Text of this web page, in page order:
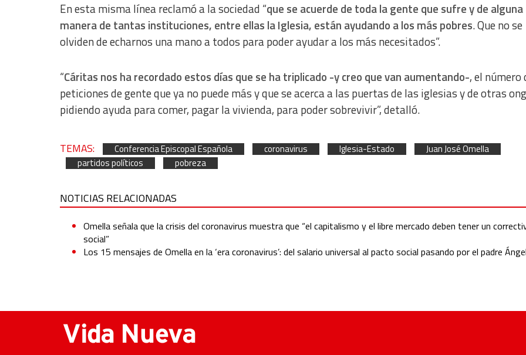
En esta misma línea reclamó a la sociedad “que se acuerde de toda la gente que sufre y de alguna
manera de tantas instituciones, entre ellas la Iglesia, están ayudando a los más pobres. Que no se
olviden de echarnos una mano a todos para poder ayudar a los más necesitados”.
“Cáritas nos ha recordado estos días que se ha triplicado -y creo que van aumentando-, el número
peticiones de gente que ya no puede más y que se acerca a las puertas de las iglesias y de otras ong
pidiendo ayuda para comer, pagar la vivienda, para poder sobrevivir”, detalló.
TEMAS: Conferencia Episcopal Española coronavirus Iglesia-Estado
Juan José Omella
partidos políticos
pobreza
NOTICIAS RELACIONADAS
Omella señala que la crisis del coronavirus muestra que “el capitalismo y el libre mercado deben tener un
social”
Los 15 mensajes de Omella en la ‘era coronavirus’: del salario universal al pacto social pasando por el padre Ángel
Advertising